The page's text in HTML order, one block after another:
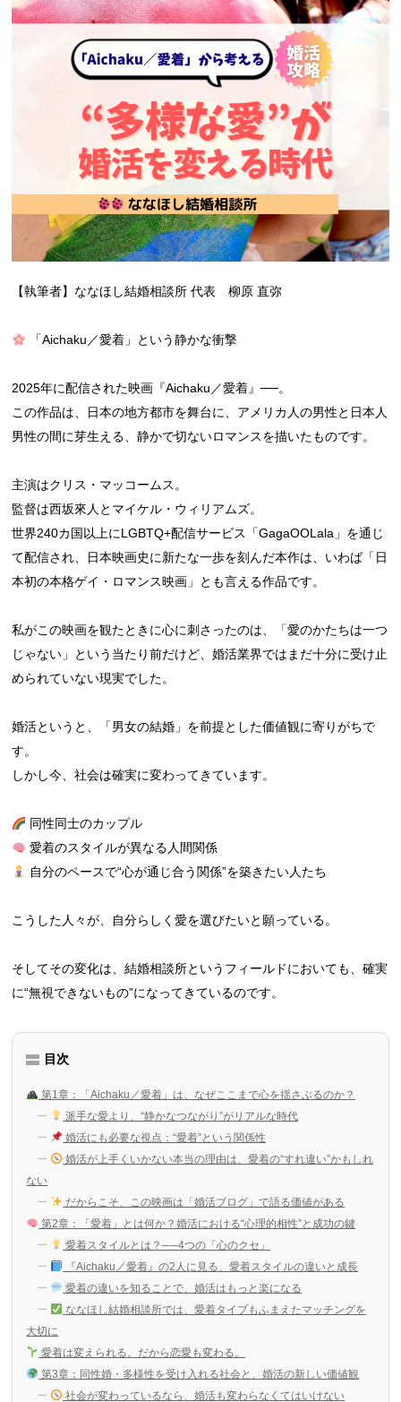
【執筆者】ななほし結婚相談所 代表 柳原 直弥
「Aichaku／愛着」という静かな衝撃
2025年に配信された映画『Aichaku／愛着』──。
この作品は、日本の地方都市を舞台に、アメリカ人の男性と日本人
男性の間に芽生える、静かで切ないロマンスを描いたものです。
主演はクリス・マッコームス。
監督は西坂來人とマイケル・ウィリアムズ。
世界240カ国以上にLGBTQ+配信サービス「GagaOOLala」を通じ
て配信され、日本映画史に新たな一歩を刻んだ本作は、いわば「日
本初の本格ゲイ・ロマンス映画」とも言える作品です。
私がこの映画を観たときに心に刺さったのは、「愛のかたちは一つ
じゃない」という当たり前だけど、婚活業界ではまだ十分に受け止
められていない現実でした。
婚活というと、「男女の結婚」を前提とした価値観に寄りがちで
す。
しかし今、社会は確実に変わってきています。
同性同士のカップル
愛着のスタイルが異なる人間関係
自分のペースで“心が通じ合う関係”を築きたい人たち
こうした人々が、自分らしく愛を選びたいと願っている。
そしてその変化は、結婚相談所というフィールドにおいても、確実
に“無視できないもの”になってきているのです。
目次
第1章：「Aichaku／愛着」は、なぜここまで心を揺さぶるのか？
派手な愛より、“静かなつながり”がリアルな時代
婚活にも必要な視点：“愛着”という関係性
婚活が上手くいかない本当の理由は、愛着の“すれ違い”かもしれ
ない
だからこそ、この映画は「婚活ブログ」で語る価値がある
第2章：「愛着」とは何か？婚活における“心理的相性”と成功の鍵
愛着スタイルとは？──4つの「心のクセ」
『Aichaku／愛着』の2人に見る、愛着スタイルの違いと成長
愛着の違いを知ることで、婚活はもっと楽になる
ななほし結婚相談所では、愛着タイプもふまえたマッチングを
大切に
愛着は変えられる。だから恋愛も変わる。
第3章：同性婚・多様性を受け入れる社会と、婚活の新しい価値観
社会が変わっているなら、婚活も変わらなくてはいけない